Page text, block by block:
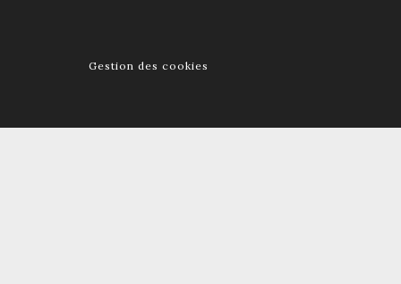
Gestion des cookies